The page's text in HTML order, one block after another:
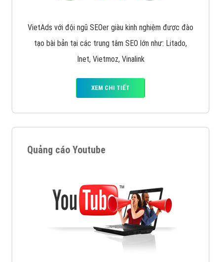
VietAds với đội ngũ SEOer giàu kinh nghiệm được đào
tạo bài bản tại các trung tâm SEO lớn như: Litado,
Inet, Vietmoz, Vinalink
XEM CHI TIẾT
Quảng cáo Youtube